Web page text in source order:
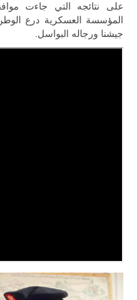
على نتائجه التي جاءت
المؤسسة العسكرية درع
جيشنا ورجاله البواسل.